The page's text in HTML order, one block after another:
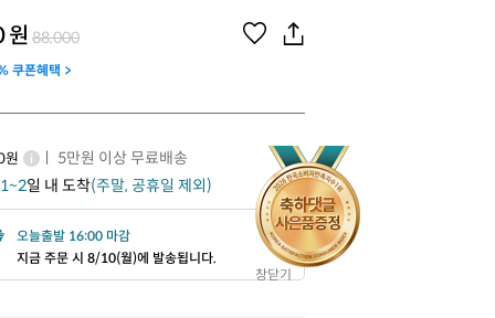
창닫기
원 88,000
쿠폰혜택 >
원
ㅣ 5만원 이상 무료배송
1~2일 내 도착(주말, 공휴일 제외)
오늘출발 16:00 마감
지금 주문 시 8/10(월)에 발송됩니다.